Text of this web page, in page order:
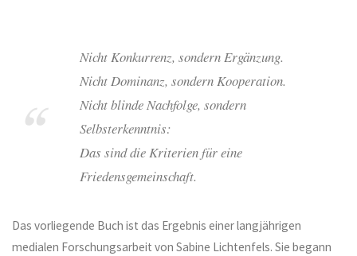
Nicht Konkurrenz, sondern Ergänzung.
Nicht Dominanz, sondern Kooperation.
Nicht blinde Nachfolge, sondern
Selbsterkenntnis:
Das sind die Kriterien für eine
Friedensgemeinschaft.
Das vorliegende Buch ist das Ergebnis einer langjährigen
medialen Forschungsarbeit von Sabine Lichtenfels. Sie begann